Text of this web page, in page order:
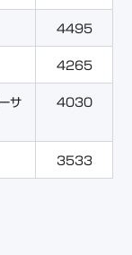
4495
4265
サ
4030
3533